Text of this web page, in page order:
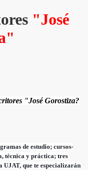
"José
"José Gorostiza?
de estudio; cursos-
técnica y práctica; tres
UJAT, que te especializarán